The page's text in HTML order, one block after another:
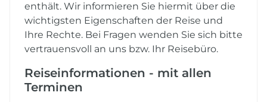
enthält. Wir informieren Sie hiermit über die
wichtigsten Eigenschaften der Reise und
Ihre Rechte. Bei Fragen wenden Sie sich bitte
vertrauensvoll an uns bzw. Ihr Reisebüro.
Reiseinformationen - mit allen
Terminen